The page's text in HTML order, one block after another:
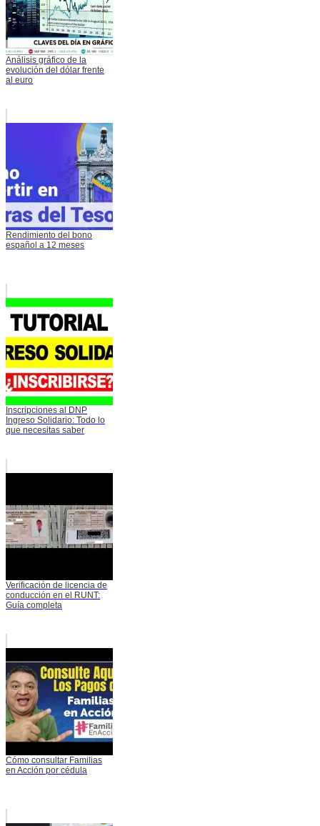
Análisis gráfico de la
evolución del dólar frente
al euro
Rendimiento del bono
español a 12 meses
Inscripciones al DNP
Ingreso Solidario: Todo lo
que necesitas saber
Verificación de licencia de
conducción en el RUNT:
Guía completa
Cómo consultar Familias
en Acción por cédula